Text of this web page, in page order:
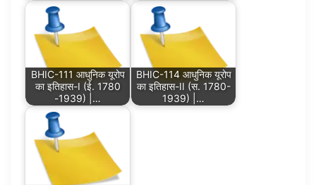
BHIC-111 आधुनिक यूरोप
का इतिहास-I (ई. 1780
-1939) |…
BHIC-114 आधुनिक यूरोप
का इतिहास-II (स. 1780-
1939) |…